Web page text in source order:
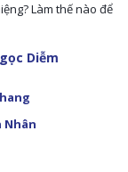
Làm thế nào để
Diễm
Nhân